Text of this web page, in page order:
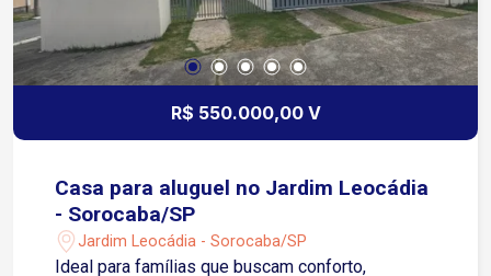
R$ 550.000,00 V
Casa para aluguel no Jardim Leocádia
- Sorocaba/SP
Jardim Leocádia - Sorocaba/SP
Ideal para famílias que buscam conforto,